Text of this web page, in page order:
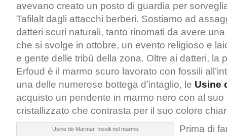
avevano creato un posto di guardia per
Tafilalt dagli attacchi berberi. Sostiamo ad
datteri scuri naturali, tanto rinomati da avere
che si svolge in ottobre, un evento religioso e
e gente delle tribù della zona. Oltre ai datteri, la
Erfoud è il marmo scuro lavorato con fossili
una delle numerose bottega d’intaglio, le Usine
acquisto un pendente in marmo nero con al
cristallizzato che contrasta per il suo colore
Usine de Marmar, fossili nel marmo
Prima di